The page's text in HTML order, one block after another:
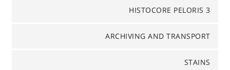
HISTOCORE PELORIS 3
ARCHIVING AND TRANSPORT
STAINS